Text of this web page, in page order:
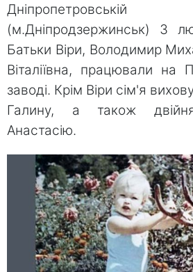
(м.Дніпродзержинськ) 3
Батьки Віри, Володимир
Віталіївна, працювали на
заводі. Крім Віри сім'я
Галину, а також
Анастасію.